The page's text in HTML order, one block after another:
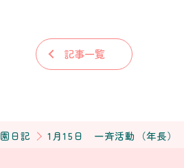
記事一覧
園日記 1月15日 一斉活動（年長）